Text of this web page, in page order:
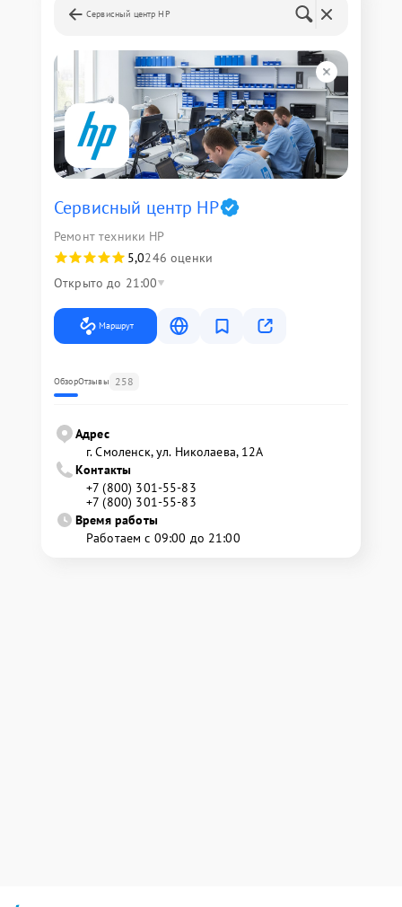
Сервисный центр HP
Сервисный центр HP
Ремонт техники HP
5,0246 оценки
Открыто до 21:00
Маршрут
ОбзорОтзывы 258
Адрес
г. Смоленск, ул. Николаева, 12А
Контакты
+7 (800) 301-55-83
+7 (800) 301-55-83
Время работы
Работаем с 09:00 до 21:00